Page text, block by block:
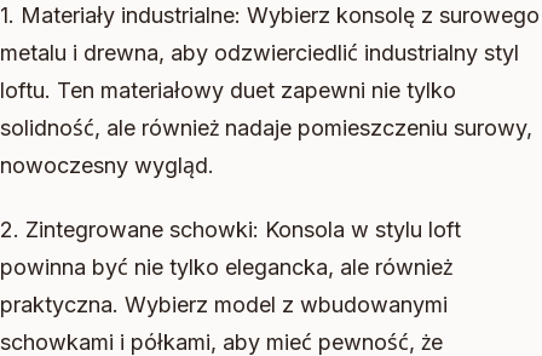
1. Materiały industrialne: Wybierz konsolę z surowego
metalu i drewna, aby odzwierciedlić industrialny styl
loftu. Ten materiałowy duet zapewni nie tylko
solidność, ale również nadaje pomieszczeniu surowy,
nowoczesny wygląd.
2. Zintegrowane schowki: Konsola w stylu loft
powinna być nie tylko elegancka, ale również
praktyczna. Wybierz model z wbudowanymi
schowkami i półkami, aby mieć pewność, że